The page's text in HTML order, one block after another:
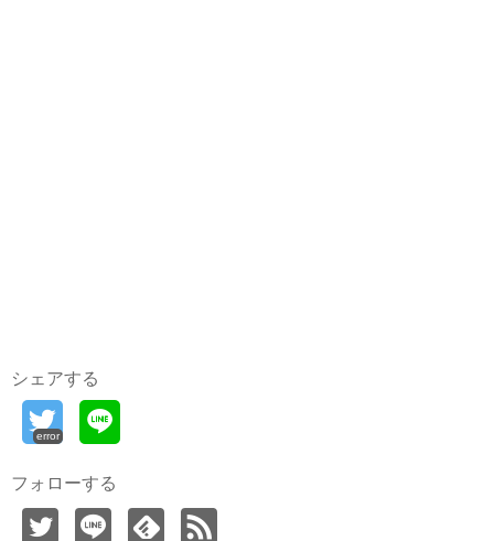
シェアする
error
フォローする